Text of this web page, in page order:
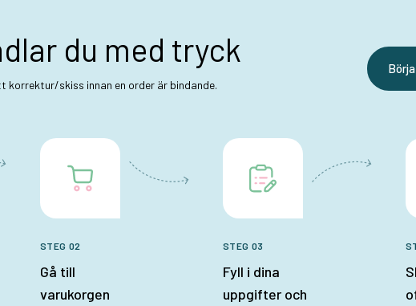
du med tryck
korrektur/skiss innan en order är bindande.
STEG 02
Gå till
varukorgen
STEG 03
Fyll i dina
uppgifter och